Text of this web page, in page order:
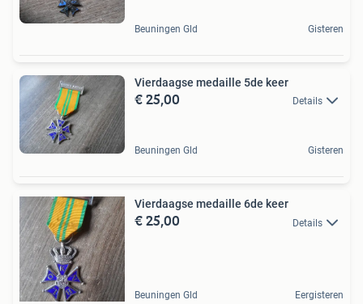
Beuningen Gld Gisteren
Vierdaagse medaille 5de keer
€ 25,00 Details
Beuningen Gld Gisteren
Vierdaagse medaille 6de keer
€ 25,00 Details
Beuningen Gld Eergisteren